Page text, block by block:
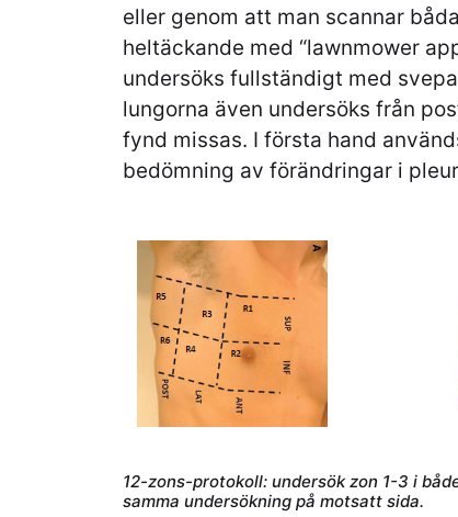
eller genom att man scannar
heltäckande med “lawnmower
undersöks fullständigt med
lungorna även undersöks från
fynd missas. I första hand
bedömning av förändringar i
12-zons-protokoll: undersök zon 1-3 i
samma undersökning på motsatt sida.